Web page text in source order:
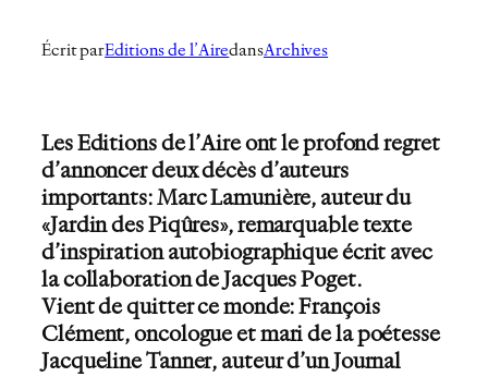
Écrit parEditions de l’AiredansArchives
Les Editions de l’Aire ont le profond regret
d’annoncer deux décès d’auteurs
importants: Marc Lamunière, auteur du
«Jardin des Piqûres», remarquable texte
d’inspiration autobiographique écrit avec
la collaboration de Jacques Poget.
Vient de quitter ce monde: François
Clément, oncologue et mari de la poétesse
Jacqueline Tanner, auteur d’un Journal